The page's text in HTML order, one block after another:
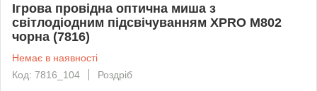
Ігрова провідна оптична миша з
світлодіодним підсвічуванням XPRO M802
чорна (7816)
Немає в наявності
Код: 7816_104
Роздріб